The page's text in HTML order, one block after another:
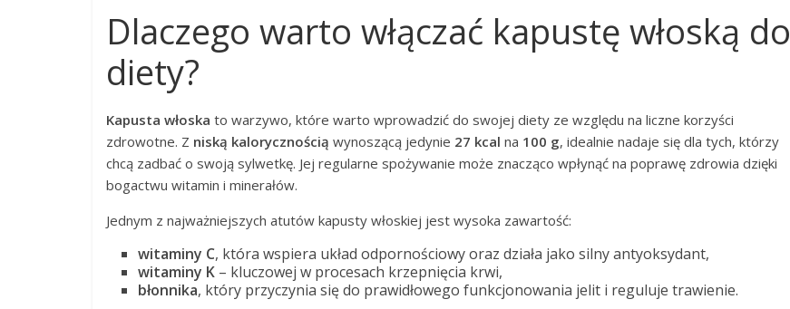
Dlaczego warto włączać kapustę włoską do
diety?
Kapusta włoska to warzywo, które warto wprowadzić do swojej diety ze względu na liczne korzyści
zdrowotne. Z niską kalorycznością wynoszącą jedynie 27 kcal na 100 g, idealnie nadaje się dla tych, którzy
chcą zadbać o swoją sylwetkę. Jej regularne spożywanie może znacząco wpłynąć na poprawę zdrowia dzięki
bogactwu witamin i minerałów.
Jednym z najważniejszych atutów kapusty włoskiej jest wysoka zawartość:
witaminy C, która wspiera układ odpornościowy oraz działa jako silny antyoksydant,
witaminy K – kluczowej w procesach krzepnięcia krwi,
błonnika, który przyczynia się do prawidłowego funkcjonowania jelit i reguluje trawienie.